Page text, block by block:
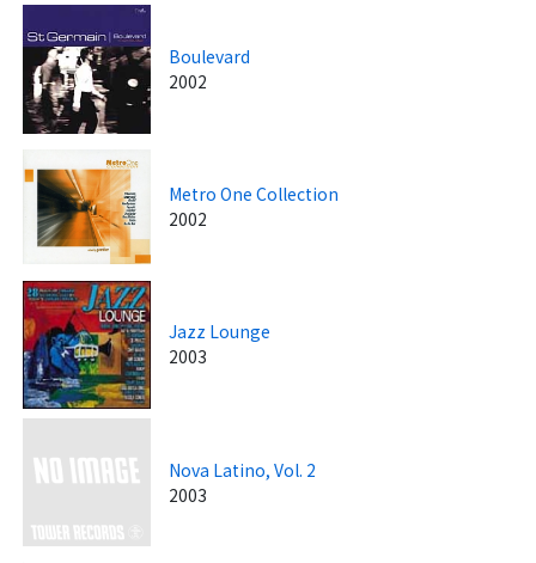
Boulevard
2002
Metro One Collection
2002
Jazz Lounge
2003
Nova Latino, Vol. 2
2003